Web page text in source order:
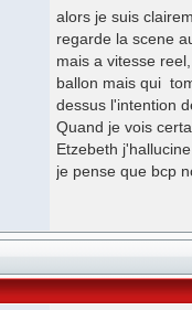
alors je suis
regarde la scene
mais a vitesse
ballon mais qui
dessus l'intention
Quand je vois
Etzebeth
je pense que bcp